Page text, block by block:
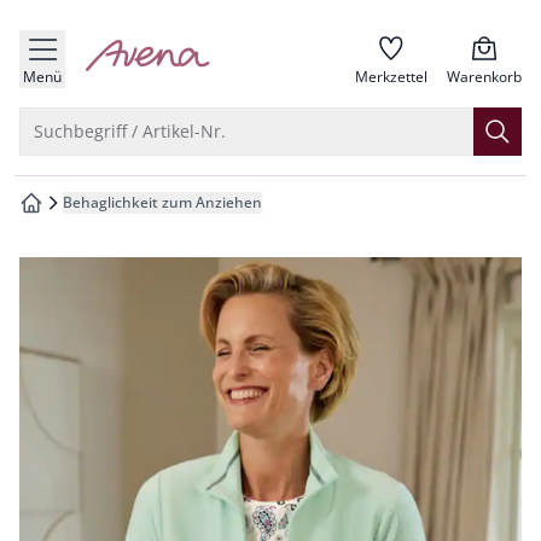
springen
springen
springen
springen
Menü zur Startseite Merkzettel Warenkorb
Suchbegriff / Artikel-Nr.
zur Startseite
Behaglichkeit zum Anziehen